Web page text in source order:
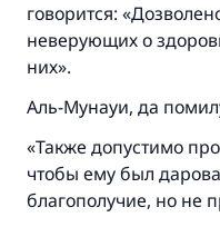
говорится:
неверующих о
них».
Аль-Мунауи, да
«Также допустимо
чтобы ему был
благополучие, но не